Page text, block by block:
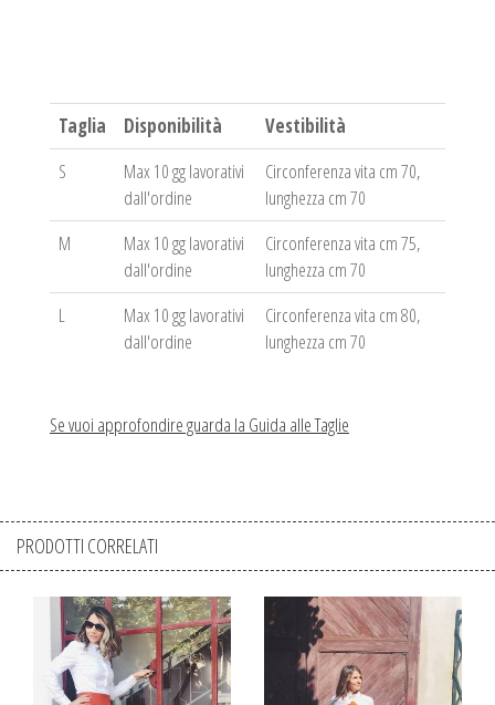
Taglia Disponibilità
Vestibilità
S
Max 10 gg lavorativi
dall'ordine
Circonferenza vita cm 70,
lunghezza cm 70
M
Max 10 gg lavorativi
dall'ordine
Circonferenza vita cm 75,
lunghezza cm 70
L
Max 10 gg lavorativi
dall'ordine
Circonferenza vita cm 80,
lunghezza cm 70
Se vuoi approfondire guarda la Guida alle Taglie
PRODOTTI CORRELATI